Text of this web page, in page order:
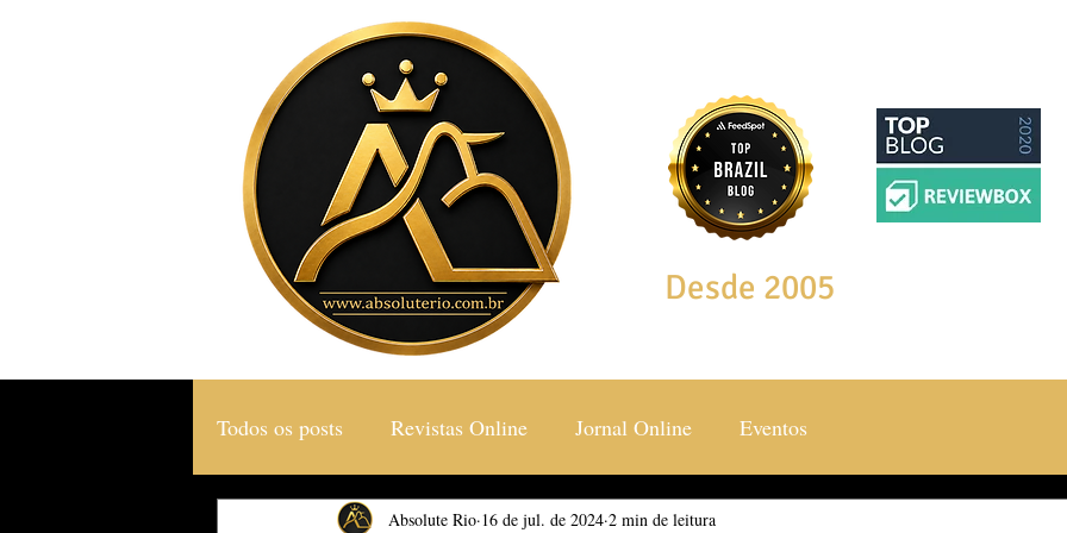
Desde 2005
Todos os posts Revistas Online Jornal Online Eventos
Gastronomia & Turismo Social & Estilos Saúde & Bem Estar
Absolute Rio 16 de jul. de 2024 2 min de leitura